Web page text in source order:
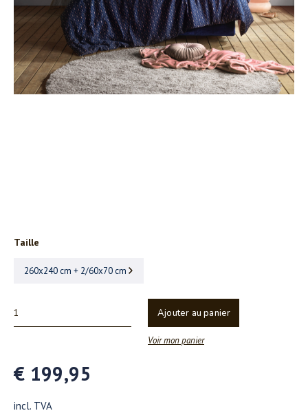
Taille
260x240 cm + 2/60x70 cm
Ajouter au panier
Voir mon panier
€ 199,95
incl. TVA